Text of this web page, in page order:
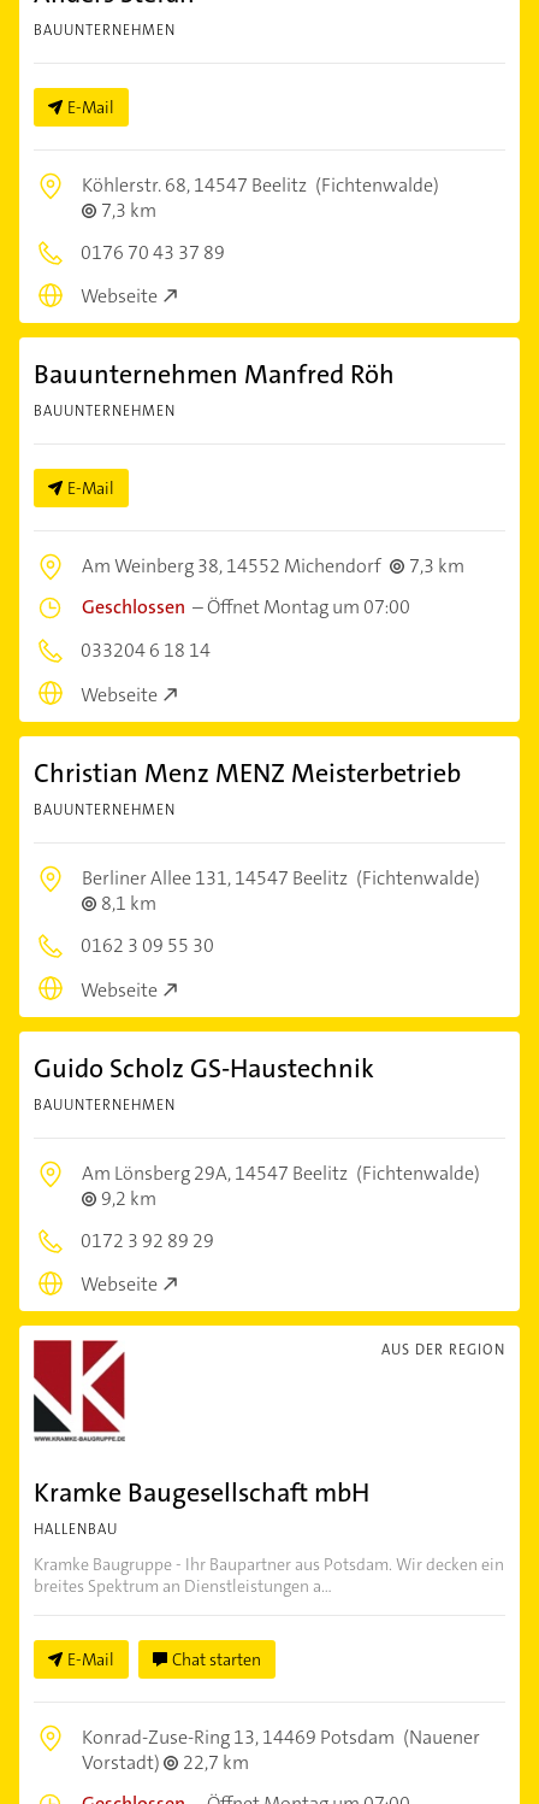
BAUUNTERNEHMEN
E-Mail
Köhlerstr. 68,14547 Beelitz (Fichtenwalde)
7,3 km
0176 70 43 37 89
Webseite
Bauunternehmen Manfred Röh
BAUUNTERNEHMEN
E-Mail
Am Weinberg 38,14552 Michendorf
7,3 km
Geschlossen –Öffnet Montag um 07:00
033204 6 18 14
Webseite
Christian Menz MENZ Meisterbetrieb
BAUUNTERNEHMEN
Berliner Allee 131,14547 Beelitz (Fichtenwalde)
8,1 km
0162 3 09 55 30
Webseite
Guido Scholz GS-Haustechnik
BAUUNTERNEHMEN
Am Lönsberg 29A,14547 Beelitz (Fichtenwalde)
9,2 km
0172 3 92 89 29
Webseite
AUS DER REGION
Kramke Baugesellschaft mbH
HALLENBAU
Kramke Baugruppe - Ihr Baupartner aus Potsdam. Wir decken ein
breites Spektrum an Dienstleistungen a...
E-Mail Chat starten
Konrad-Zuse-Ring 13,14469 Potsdam (Nauener
Vorstadt)
22,7 km